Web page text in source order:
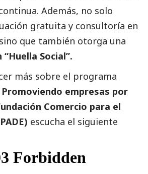
Además, no solo
gratuita y consultoría en
que también otorga una
Social”.
más sobre el programa
Promoviendo empresas por
Comercio para el
escucha el siguiente